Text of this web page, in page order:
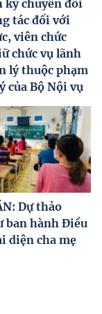
kỳ chuyển đổi
tác đối với
viên chức
chức vụ lãnh
lý thuộc phạm
của Bộ Nội vụ
Dự thảo
ban hành Điều
diện cha mẹ